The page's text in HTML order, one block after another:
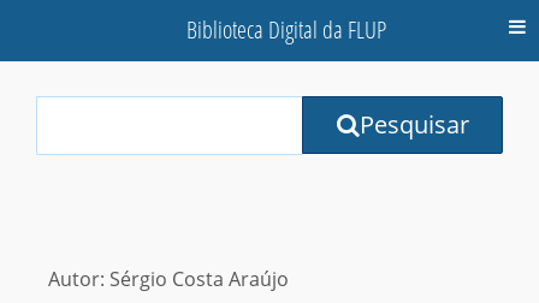
Biblioteca Digital da FLUP
Terms:
Pesquisar
Autor: Sérgio Costa Araújo